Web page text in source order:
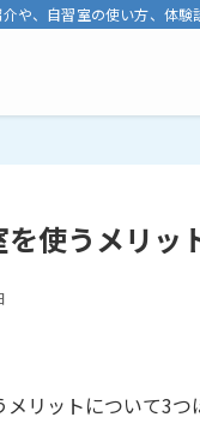
や、自習室の使い方、体験
使うメリッ
リットについて3つ